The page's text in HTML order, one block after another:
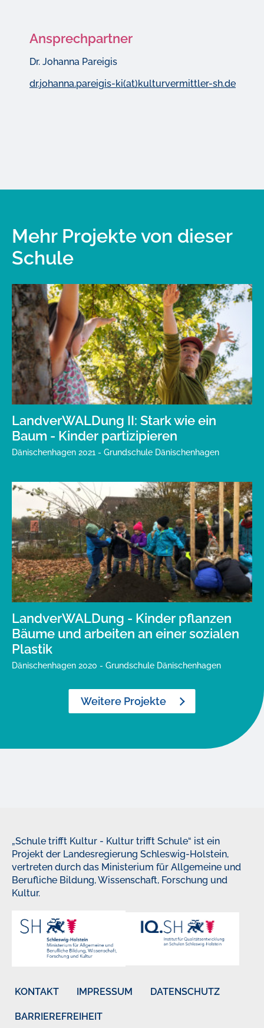
Ansprechpartner
Dr. Johanna Pareigis
dr.johanna.pareigis-ki(at)kulturvermittler-sh.de
Mehr Projekte von dieser
Schule
LandverWALDung II: Stark wie ein
Baum - Kinder partizipieren
Dänischenhagen 2021 - Grundschule Dänischenhagen
LandverWALDung - Kinder pflanzen
Bäume und arbeiten an einer sozialen
Plastik
Dänischenhagen 2020 - Grundschule Dänischenhagen
Weitere Projekte
„Schule trifft Kultur - Kultur trifft Schule“ ist ein
Projekt der Landesregierung Schleswig-Holstein,
vertreten durch das Ministerium für Allgemeine und
Berufliche Bildung, Wissenschaft, Forschung und
Kultur.
KONTAKT IMPRESSUM DATENSCHUTZ
BARRIEREFREIHEIT